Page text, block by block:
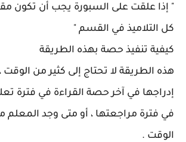
" إذا علقت على السبورة يجب أن تكون
كل التلاميذ في القسم "
كيفية تنفيذ حصة بهذه الطريقة
هذه الطريقة لا تحتاج إلى كثير من
إدراجها في آخر حصة القراءة في فترة
في فترة مراجعتها ، أو متى وجد
الوقت .